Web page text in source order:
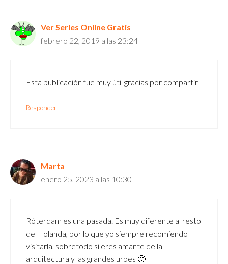
Ver Series Online Gratis
febrero 22, 2019 a las 23:24
Esta publicación fue muy útil gracias por compartir
Responder
Marta
enero 25, 2023 a las 10:30
Róterdam es una pasada. Es muy diferente al resto
de Holanda, por lo que yo siempre recomiendo
visitarla, sobretodo si eres amante de la
arquitectura y las grandes urbes 🙂